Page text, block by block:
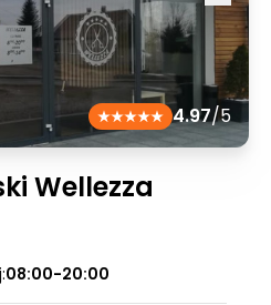
4.97/5
Wellezza
08:00-20:00